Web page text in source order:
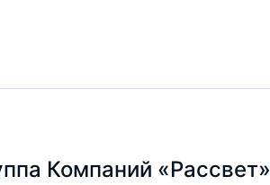
Компаний «Рассвет»